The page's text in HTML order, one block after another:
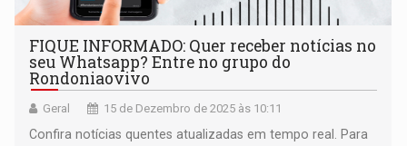
FIQUE INFORMADO: Quer receber notícias no
seu Whatsapp? Entre no grupo do
Rondoniaovivo
Geral 15 de Dezembro de 2025 às 10:11
Confira notícias quentes atualizadas em tempo real. Para